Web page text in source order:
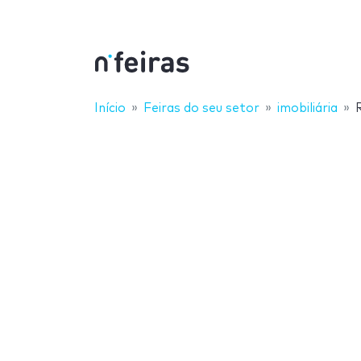
Início Feiras do seu setor imobiliária